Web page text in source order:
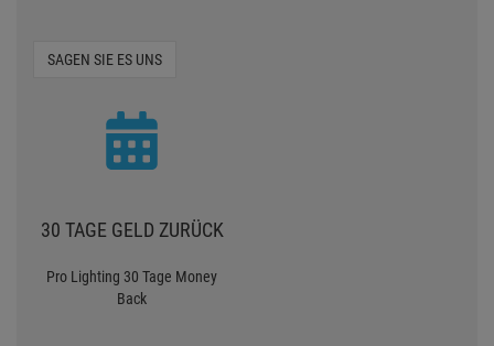
SAGEN SIE ES UNS
30 TAGE GELD ZURÜCK
Pro Lighting 30 Tage Money
Back